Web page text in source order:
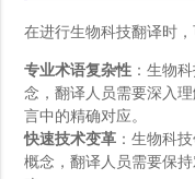
在进行生物科技翻译时
专业术语复杂性 ：生物
念，翻译人员需要深入
言中的精确对应。
快速技术变革 ：生物科
概念，翻译人员需要保